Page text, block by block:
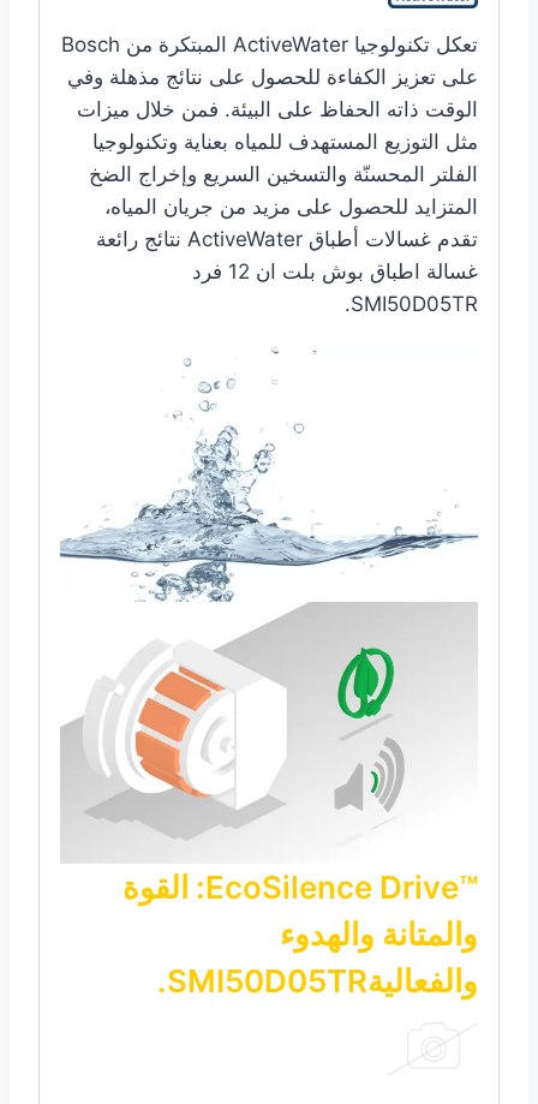
تعكل تكنولوجيا ActiveWater المبتكرة من Bosch
على تعزيز الكفاءة للحصول على نتائج مذهلة وفي
الوقت ذاته الحفاظ على البيئة. فمن خلال ميزات
مثل التوزيع المستهدف للمياه بعناية وتكنولوجيا
الفلتر المحسنّة والتسخين السريع وإخراج الضخ
المتزايد للحصول على مزيد من جريان المياه،
تقدم غسالات أطباق ActiveWater نتائج رائعة
غسالة اطباق بوش بلت ان 12 فرد
SMI50D05TR.
™EcoSilence Drive: القوة
والمتانة والهدوء
والفعاليةSMI50D05TR.